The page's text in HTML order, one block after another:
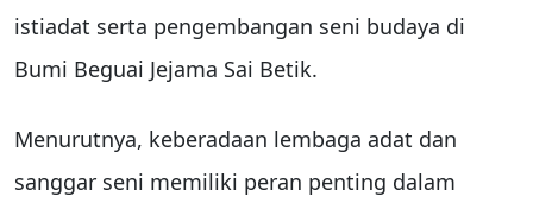
istiadat serta pengembangan seni budaya di
Bumi Beguai Jejama Sai Betik.
Menurutnya, keberadaan lembaga adat dan
sanggar seni memiliki peran penting dalam